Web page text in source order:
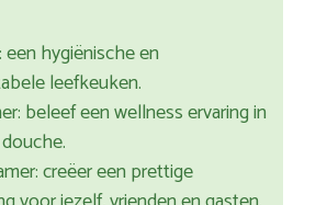
een hygiënische en
leefkeuken.
beleef een wellness ervaring in
creëer een prettige